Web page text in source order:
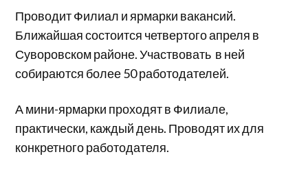
Проводит Филиал и ярмарки вакансий.
Ближайшая состоится четвертого апреля в
Суворовском районе. Участвовать в ней
собираются более 50 работодателей.
А мини-ярмарки проходят в Филиале,
практически, каждый день. Проводят их для
конкретного работодателя.